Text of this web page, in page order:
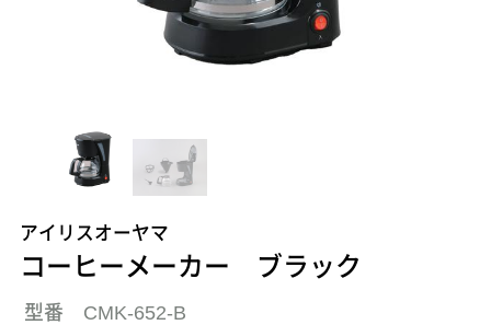
アイリスオーヤマ
コーヒーメーカー ブラック
型番 CMK-652-B